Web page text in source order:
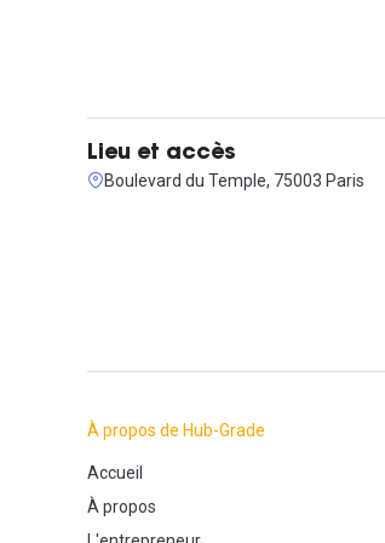
Lieu et accès
Boulevard du Temple, 75003 Paris
À propos de Hub-Grade
Accueil
À propos